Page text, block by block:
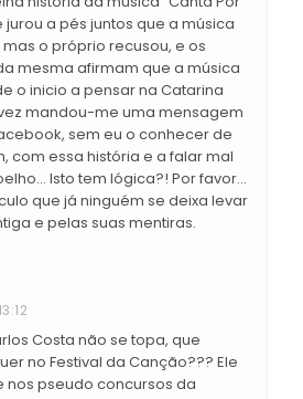
jurou a pés juntos que a música
o próprio recusou, e os
mesma afirmam que a música
o inicio a pensar na Catarina
mandou-me uma mensagem
sem eu o conhecer de
com essa história e a falar mal
Isto tem lógica?! Por favor...
que já ninguém se deixa levar
e pelas suas mentiras.
Costa não se topa, que
no Festival da Canção??? Ele
nos pseudo concursos da